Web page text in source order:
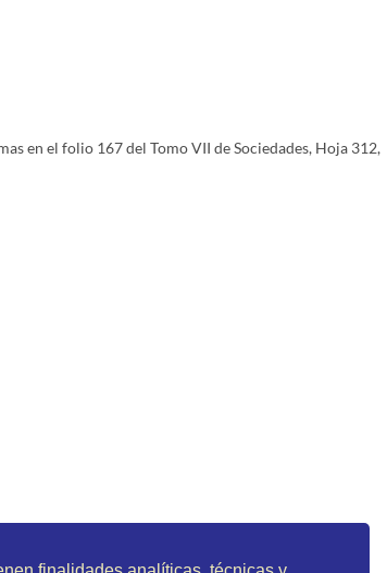
en el folio 167 del Tomo VII de Sociedades, Hoja 312,